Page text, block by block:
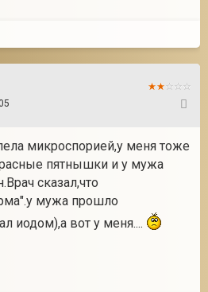
микроспорией,у меня тоже
пятнышки и у мужа
сказал,что
мужа прошло
иодом),а вот у меня....